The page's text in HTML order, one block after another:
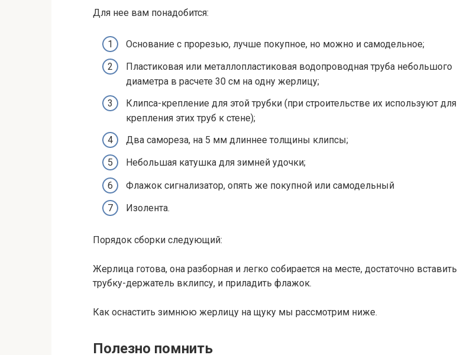
Для нее вам понадобится:
Основание с прорезью, лучше покупное, но можно и самодельное;
Пластиковая или металлопластиковая водопроводная труба небольшого
диаметра в расчете 30 см на одну жерлицу;
Клипса-крепление для этой трубки (при строительстве их используют для
крепления этих труб к стене);
Два самореза, на 5 мм длиннее толщины клипсы;
Небольшая катушка для зимней удочки;
Флажок сигнализатор, опять же покупной или самодельный
Изолента.
Порядок сборки следующий:
Жерлица готова, она разборная и легко собирается на месте, достаточно вставить
трубку-держатель вклипсу, и приладить флажок.
Как оснастить зимнюю жерлицу на щуку мы рассмотрим ниже.
Полезно помнить